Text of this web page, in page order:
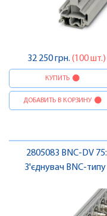
32 250 грн. (100 шт.)
КУПИТЬ
ДОБАВИТЬ В КОРЗИНУ
2805083 BNC-DV 75:
З'єднувач BNC-типу ,